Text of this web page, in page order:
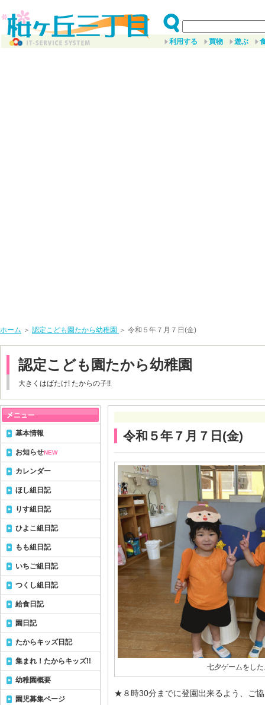
利用する 買物 遊ぶ
ホーム ＞ 認定こども園たから幼稚園 ＞ 令和５年７月７日(金)
認定こども園たから幼稚園
大きくはばたけ! たからの子!!
令和５年７月７日(金)
七夕ゲームをし
★８時30分までに登園出来るよう、ご
基本情報
お知らせNEW
カレンダー
ほし組日記
りす組日記
ひよこ組日記
もも組日記
いちご組日記
つくし組日記
給食日記
園日記
たからキッズ日記
集まれ！たからキッズ!!
幼稚園概要
園児募集ページ